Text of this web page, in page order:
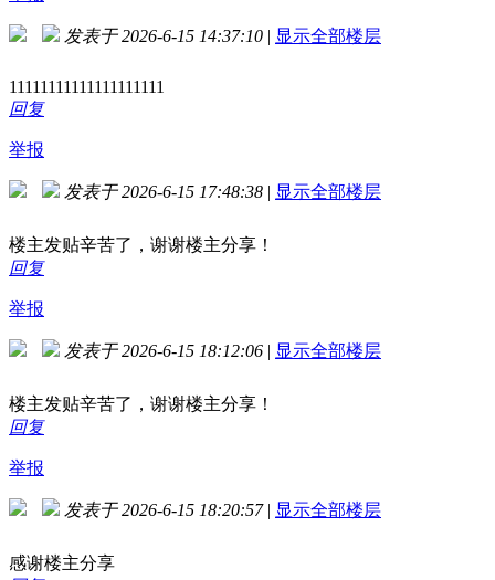
发表于 2026-6-15 14:37:10 | 显示全部楼层
11111111111111111111
回复
举报
发表于 2026-6-15 17:48:38 | 显示全部楼层
楼主发贴辛苦了，谢谢楼主分享！
回复
举报
发表于 2026-6-15 18:12:06 | 显示全部楼层
楼主发贴辛苦了，谢谢楼主分享！
回复
举报
发表于 2026-6-15 18:20:57 | 显示全部楼层
感谢楼主分享